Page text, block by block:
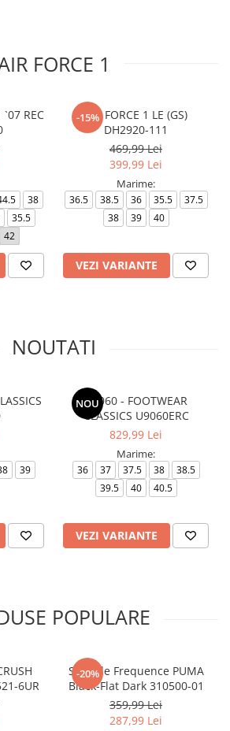
FORCE 1
`07 REC
38
35.5
42
-15%
AIR FORCE 1 LE (GS)
DH2920-111
469,99 Lei
399,99 Lei
Marime:
36.5 38.5 36 35.5
37.5
38
39 40
VEZI VARIANTE
NOUTATI
39
NOU
U9060 - FOOTWEAR
CLASSICS U9060ERC
829,99 Lei
Marime:
36 37 37.5 38
38.5
39.5
40 40.5
VEZI VARIANTE
POPULARE
6UR
-20%
Softride Frequence PUMA
Black-Flat Dark 310500-01
359,99 Lei
287,99 Lei